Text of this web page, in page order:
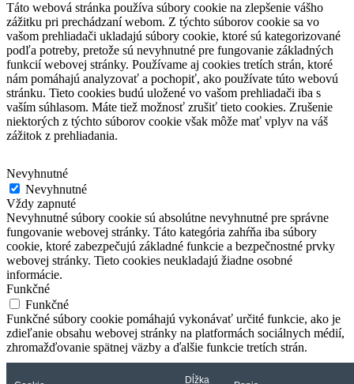
Táto webová stránka používa súbory cookie na zlepšenie vášho
zážitku pri prechádzaní webom. Z týchto súborov cookie sa vo
vašom prehliadači ukladajú súbory cookie, ktoré sú kategorizované
podľa potreby, pretože sú nevyhnutné pre fungovanie základných
funkcií webovej stránky. Používame aj cookies tretích strán, ktoré
nám pomáhajú analyzovať a pochopiť, ako používate túto webovú
stránku. Tieto cookies budú uložené vo vašom prehliadači iba s
vaším súhlasom. Máte tiež možnosť zrušiť tieto cookies. Zrušenie
niektorých z týchto súborov cookie však môže mať vplyv na váš
zážitok z prehliadania.
Nevyhnutné
Nevyhnutné
Vždy zapnuté
Nevyhnutné súbory cookie sú absolútne nevyhnutné pre správne
fungovanie webovej stránky. Táto kategória zahŕňa iba súbory
cookie, ktoré zabezpečujú základné funkcie a bezpečnostné prvky
webovej stránky. Tieto cookies neukladajú žiadne osobné
informácie.
Funkčné
Funkčné
Funkčné súbory cookie pomáhajú vykonávať určité funkcie, ako je
zdieľanie obsahu webovej stránky na platformách sociálnych médií,
zhromažďovanie spätnej väzby a ďalšie funkcie tretích strán.
Dĺžka